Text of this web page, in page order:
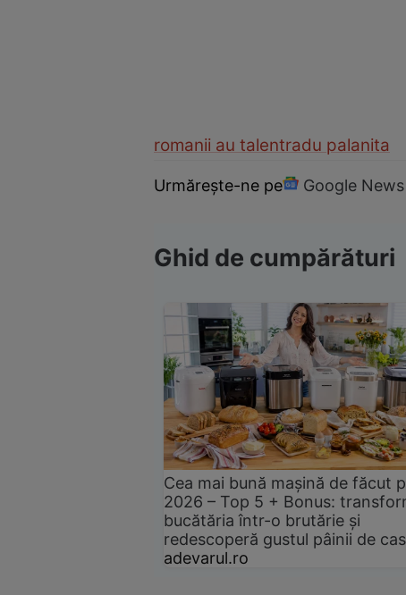
romanii au talentradu palanita
Urmărește-ne pe Google News
Ghid de cumpărături
Cea mai bună mașină de făcut
2026 – Top 5 + Bonus:
bucătăria într-o brutărie și
redescoperă gustul pâinii de
adevarul.ro